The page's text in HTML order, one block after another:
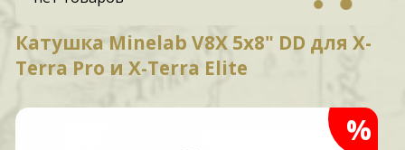
Катушка Minelab V8X 5x8" DD для X-
Terra Pro и X-Terra Elite
%